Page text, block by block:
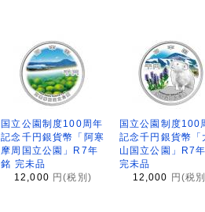
国立公園制度100周年
記念千円銀貨幣「阿寒
摩周国立公園」R7年
銘 完未品
12,000 円(税別)
国立公園制度100
記念千円銀貨幣「
山国立公園」R7
完未品
12,000
円(税